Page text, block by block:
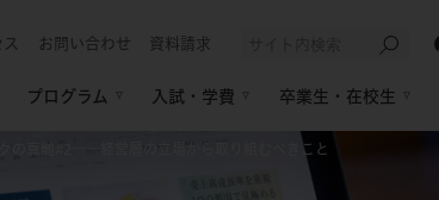
お問い合わせ 資料請求
プログラム 入試・学費 卒業生・在校生
の真髄#2――経営層の立場から取り組むべきこと